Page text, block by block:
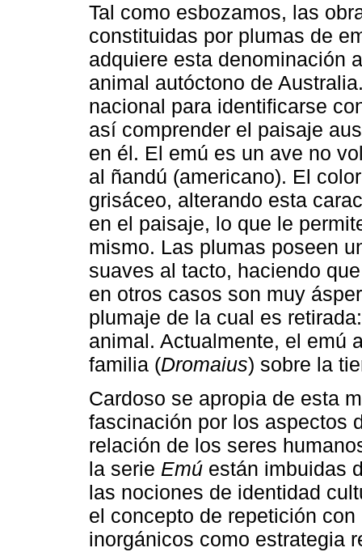
Tal como esbozamos, las
constituidas por plumas de
adquiere esta denominación
animal autóctono de
nacional para identificarse
así comprender el paisaje
en él. El emú es un ave no
al ñandú (americano). El
grisáceo, alterando esta
en el paisaje, lo que le
mismo. Las plumas poseen
suaves al tacto, haciendo
en otros casos son muy
plumaje de la cual es
animal. Actualmente, el emú
familia (Dromaius) sobre la
Cardoso se apropia de esta
fascinación por los aspectos
relación de los seres
la serie Emú están imbuidas
las nociones de identidad
el concepto de repetición
inorgánicos como estrategia